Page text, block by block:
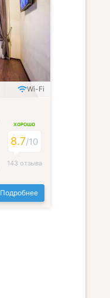
Wi-Fi
ХОРОШО
8.7/10
143 отзыва
Подробнее